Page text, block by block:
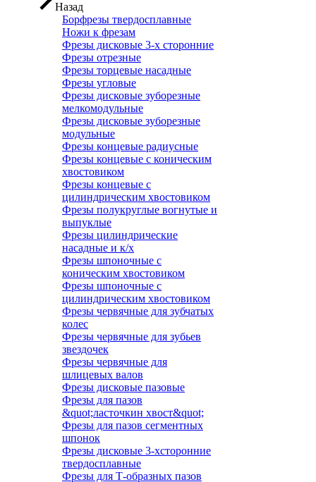
Назад
Борфрезы твердосплавные
Ножи к фрезам
Фрезы дисковые 3-х сторонние
Фрезы отрезные
Фрезы торцевые насадные
Фрезы угловые
Фрезы дисковые зуборезные
мелкомодульные
Фрезы дисковые зуборезные
модульные
Фрезы концевые радиусные
Фрезы концевые с коническим
хвостовиком
Фрезы концевые с
цилиндрическим хвостовиком
Фрезы полукруглые вогнутые и
выпуклые
Фрезы цилиндрические
насадные и к/х
Фрезы шпоночные с
коническим хвостовиком
Фрезы шпоночные с
цилиндрическим хвостовиком
Фрезы червячные для зубчатых
колес
Фрезы червячные для зубьев
звездочек
Фрезы червячные для
шлицевых валов
Фрезы дисковые пазовые
Фрезы для пазов
&quot;ласточкин хвост&quot;
Фрезы для пазов сегментных
шпонок
Фрезы дисковые 3-хсторонние
твердосплавные
Фрезы для Т-образных пазов